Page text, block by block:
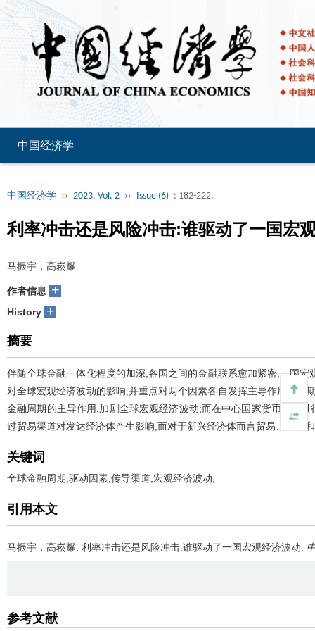
中国经济学
中国经济学 ›› 2023, Vol. 2 ›› Issue (6) : 182-222.
利率冲击还是风险冲击:谁驱动了一国宏
马振宇，高崧耀
作者信息 +
History +
摘要
伴随全球金融一体化程度的加深,各国之间的金融联系愈加紧密,一国
对全球宏观经济波动的影响,并重点对两个因素各自发挥主导作用的
金融周期的主导作用,加剧全球宏观经济波动;而在中心国家货币政策
过贸易渠道对发达经济体产生影响,而对于新兴经济体而言贸易、汇率
关键词
全球金融周期;驱动因素;传导渠道;宏观经济波动;
引用本文
马振宇，高崧耀. 利率冲击还是风险冲击:谁驱动了一国宏观经济波动.
参考文献